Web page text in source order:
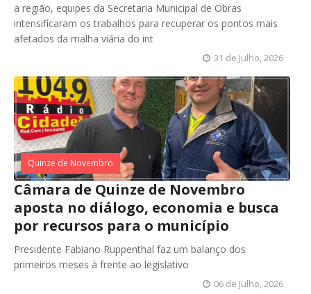
a região, equipes da Secretaria Municipal de Obras
intensificaram os trabalhos para recuperar os pontos mais
afetados da malha viária do int
31 de Julho, 2026
Quinze de Novembro
Câmara de Quinze de Novembro
aposta no diálogo, economia e busca
por recursos para o município
Presidente Fabiano Ruppenthal faz um balanço dos
primeiros meses à frente ao legislativo
06 de Julho, 2026